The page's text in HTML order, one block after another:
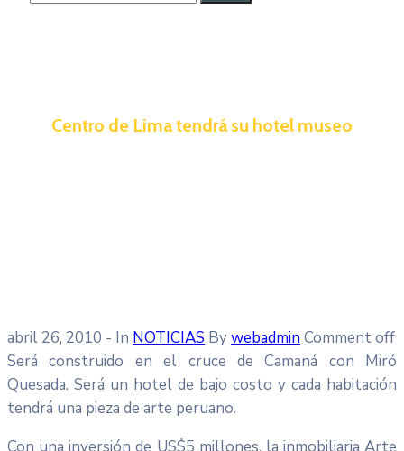
Centro de Lima tendrá su hotel museo
abril 26, 2010 - In NOTICIAS BywebadminComment off
Será construido en el cruce de Camaná con Miró
Quesada. Será un hotel de bajo costo y cada habitación
tendrá una pieza de arte peruano.
Con una inversión de US$5 millones, la inmobiliaria Arte